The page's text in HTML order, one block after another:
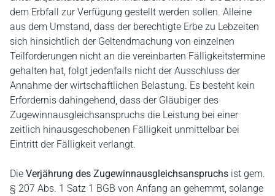
dem Erbfall zur Verfügung gestellt werden sollen. Alleine
aus dem Umstand, dass der berechtigte Erbe zu Lebzeiten
sich hinsichtlich der Geltendmachung von einzelnen
Teilforderungen nicht an die vereinbarten Fälligkeitstermine
gehalten hat, folgt jedenfalls nicht der Ausschluss der
Annahme der wirtschaftlichen Belastung. Es besteht kein
Erfordernis dahingehend, dass der Gläubiger des
Zugewinnausgleichsanspruchs die Leistung bei einer
zeitlich hinausgeschobenen Fälligkeit unmittelbar bei
Eintritt der Fälligkeit verlangt.
Die Verjährung des Zugewinnausgleichsanspruchs ist gem.
§ 207 Abs. 1 Satz 1 BGB von Anfang an gehemmt, solange